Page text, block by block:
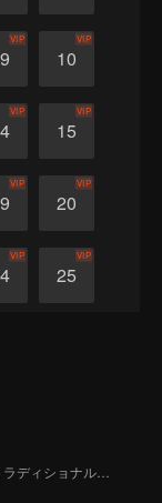
VIP
10
VIP
VIP
15
VIP
VIP
20
VIP
VIP
25
VIP
ロマンス · トラディショナル・コスチューム